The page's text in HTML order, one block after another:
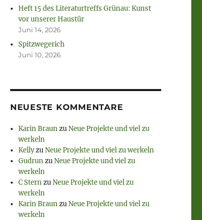
Heft 15 des Literaturtreffs Grünau: Kunst
vor unserer Haustür
Juni 14, 2026
Spitzwegerich
Juni 10, 2026
NEUESTE KOMMENTARE
Karin BraunzuNeue Projekte und viel zu
werkeln
KellyzuNeue Projekte und viel zu werkeln
GudrunzuNeue Projekte und viel zu
werkeln
C SternzuNeue Projekte und viel zu
werkeln
Karin BraunzuNeue Projekte und viel zu
werkeln